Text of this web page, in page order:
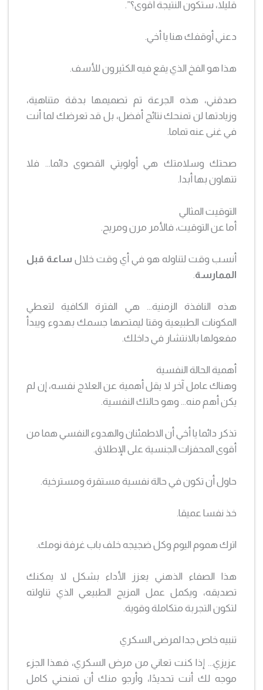
قليلا، ستكون النتيجة أقوى؟”.
دعني أوقفك هنا يا أخي.
هذا هو الفخ الذي يقع فيه الكثيرون للأسف.
صدقني، هذه الجرعة تم تصميمها بدقة متناهية،
وزيادتها لن تمنحك نتائج أفضل، بل قد تعرضك لما أنت
في غنى عنه تماما.
صحتك وسلامتك هي أولويتي القصوى دائما… فلا
تتهاون بها أبدا.
التوقيت المثالي
أما عن التوقيت، فالأمر مرن ومريح.
أنسب وقت لتناوله هو في أي وقت خلال ساعة قبل
الممارسة.
هذه النافذة الزمنية… هي الفترة الكافية لتعطي
المكونات الطبيعية وقتا ليمتصها جسمك بهدوء ويبدأ
مفعولها بالانتشار في داخلك.
أهمية الحالة النفسية
وهناك عامل آخر لا يقل أهمية عن العلاج نفسه، إن لم
يكن أهم منه… وهو حالتك النفسية.
تذكر دائما يا أخي أن الاطمئنان والهدوء النفسي هما من
أقوى المحفزات الجنسية على الإطلاق.
حاول أن تكون في حالة نفسية مستقرة ومسترخية.
خذ نفسا عميقا.
اترك هموم اليوم وكل ضجيجه خلف باب غرفة نومك.
هذا الصفاء الذهني يعزز الأداء بشكل لا يمكنك
تصديقه، ويكمل عمل المزيج الطبيعي الذي تناولته
لتكون التجربة متكاملة وقوية.
تنبيه خاص جدا لمرضى السكري
عزيزي… إذا كنت تعاني من مرض السكري، فهذا الجزء
موجه لك أنت تحديدًا، وأرجو منك أن تمنحني كامل